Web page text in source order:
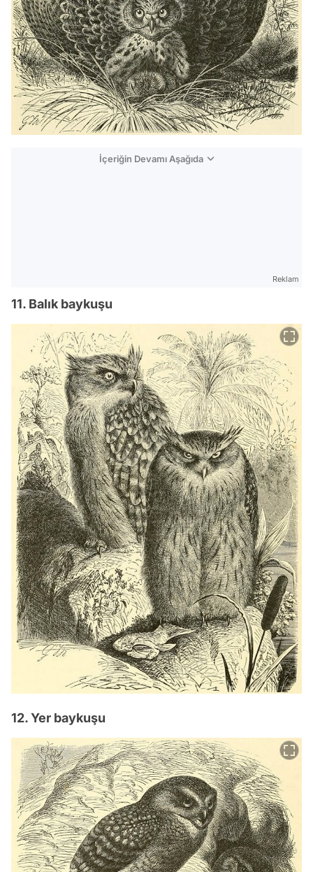
İçeriğin Devamı Aşağıda
Reklam
11. Balık baykuşu
12. Yer baykuşu